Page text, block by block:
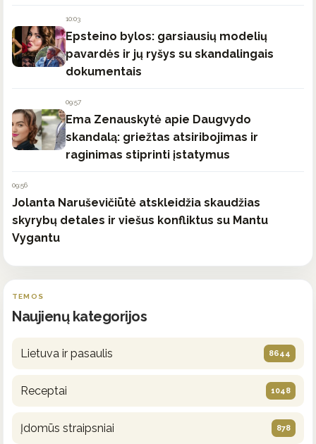
10:03
Epsteino bylos: garsiausių modelių
pavardės ir jų ryšys su skandalingais
dokumentais
09:57
Ema Zenauskytė apie Daugvydo
skandalą: griežtas atsiribojimas ir
raginimas stiprinti įstatymus
09:56
Jolanta Naruševičiūtė atskleidžia skaudžias
skyrybų detales ir viešus konfliktus su Mantu
Vygantu
TEMOS
Naujienų kategorijos
Lietuva ir pasaulis 8644
Receptai 1048
Įdomūs straipsniai 878